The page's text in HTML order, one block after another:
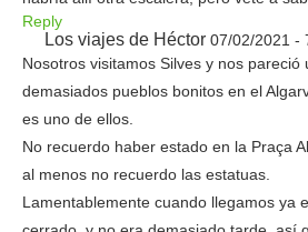
Reply
Los viajes de Héctor 07/02/2021 -
Nosotros visitamos Silves y nos
demasiados pueblos bonitos en el
es uno de ellos.
No recuerdo haber estado en la Praça
al menos no recuerdo las estatuas.
Lamentablemente cuando llegamos ya